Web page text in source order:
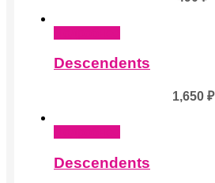
Descendents
1,650 ₽
Descendents